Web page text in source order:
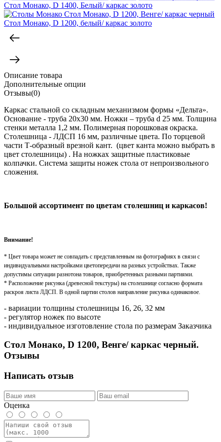
Стол Монако, D 1400, Белый/ каркас золото
Стол Монако, D 1200, белый/ каркас золото
Описание товара
Дополнительные опции
Отзывы(0)
Каркас стальной со складным механизмом формы «Дельта».
Основание - труба 20х30 мм. Ножки – труба d 25 мм. Толщина
стенки металла 1,2 мм. Полимерная порошковая окраска.
Столешница - ЛДСП 16 мм, различные цвета. По торцевой
части Т-образный врезной кант. (цвет канта можно выбрать в
цвет столешницы) . На ножках защитные пластиковые
колпачки. Система защиты ножек стола от непроизвольного
сложения.
Большой ассортимент по цветам столешниц и каркасов!
Внимание!
* Цвет товара может не совпадать с представленным на фотографиях в связи с
индивидуальными настройками цветопередачи на разных устройствах. Также
допустимы ситуации разнотона товаров, приобретенных разными партиями.
* Расположение рисунка (древесной текстуры) на столешнице согласно формата
раскроя листа ЛДСП. В одной партии столов направление рисунка одинаковое.
- вариации толщины столешницы 16, 26, 32 мм
- регулятор ножек по высоте
- индивидуальное изготовление стола по размерам Заказчика
Стол Монако, D 1200, Венге/ каркас черный.
Отзывы
Написать отзыв
Оценка